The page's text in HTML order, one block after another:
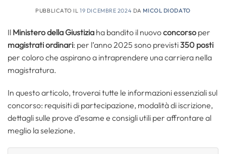
PUBBLICATO IL19 DICEMBRE 2024 DA MICOL DIODATO
Il Ministero della Giustizia ha bandito il nuovoconcorso per
magistrati ordinari: per l’anno 2025 sono previsti350 posti
per coloro che aspirano a intraprendere una carriera nella
magistratura.
In questo articolo, troverai tutte le informazioni essenziali sul
concorso: requisiti di partecipazione, modalità di iscrizione,
dettagli sulle prove d’esame e consigli utili per affrontare al
meglio la selezione.